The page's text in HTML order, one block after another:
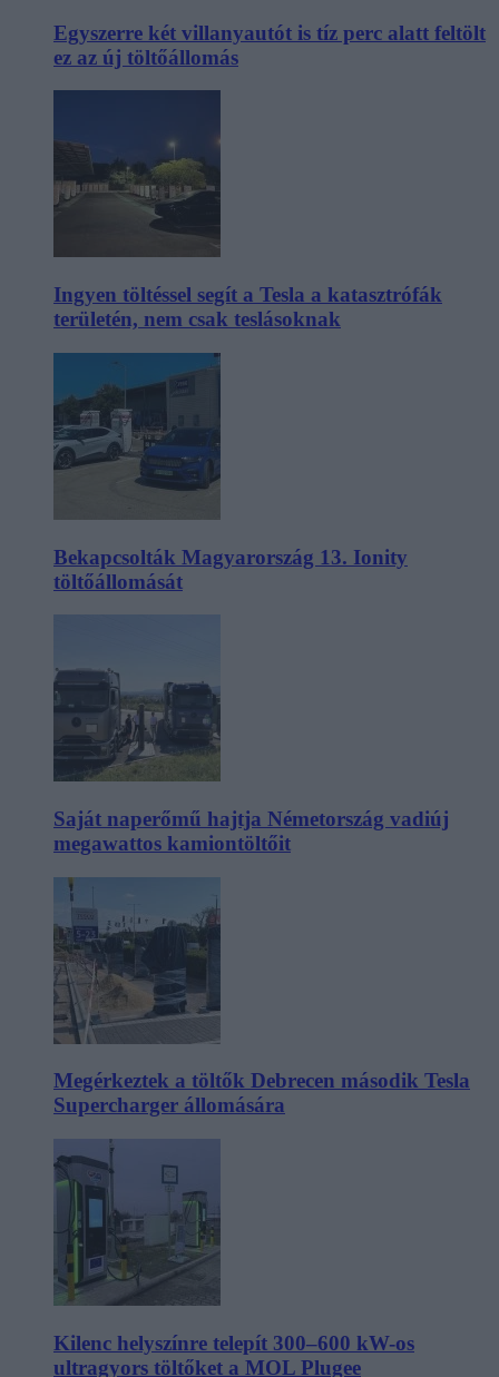
Egyszerre két villanyautót is tíz perc alatt feltölt
ez az új töltőállomás
Ingyen töltéssel segít a Tesla a katasztrófák
területén, nem csak teslásoknak
Bekapcsolták Magyarország 13. Ionity
töltőállomását
Saját naperőmű hajtja Németország vadiúj
megawattos kamiontöltőit
Megérkeztek a töltők Debrecen második Tesla
Supercharger állomására
Kilenc helyszínre telepít 300–600 kW-os
ultragyors töltőket a MOL Plugee